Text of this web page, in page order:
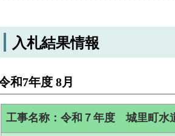
入札結果情報
和7年度 8月
工事名称：令和７年度 城里町水